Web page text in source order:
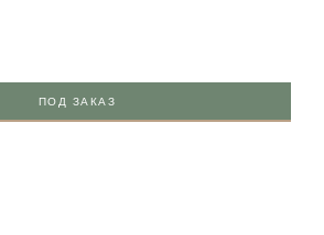
ПОД ЗАКАЗ